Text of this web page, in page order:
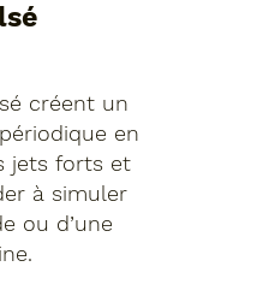
créent un
en
jets forts et
à simuler
ou d’une